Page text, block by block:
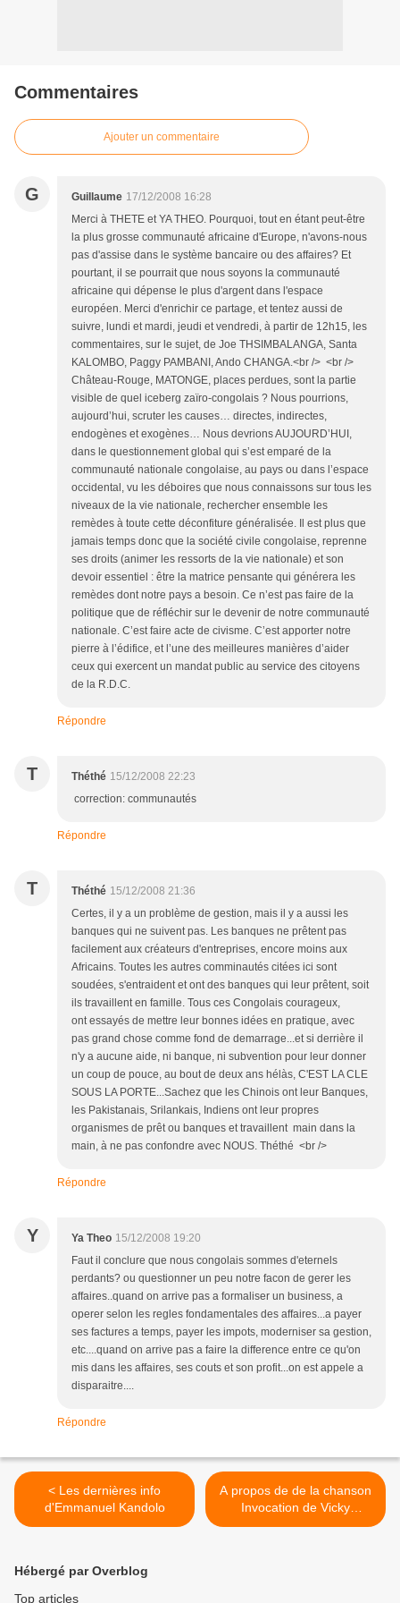
Commentaires
Ajouter un commentaire
G Guillaume 17/12/2008 16:28
Merci à THETE et YA THEO. Pourquoi, tout en étant peut-être
la plus grosse communauté africaine d'Europe, n'avons-nous
pas d'assise dans le système bancaire ou des affaires? Et
pourtant, il se pourrait que nous soyons la communauté
africaine qui dépense le plus d'argent dans l'espace
européen. Merci d'enrichir ce partage, et tentez aussi de
suivre, lundi et mardi, jeudi et vendredi, à partir de 12h15, les
commentaires, sur le sujet, de Joe THSIMBALANGA, Santa
KALOMBO, Paggy PAMBANI, Ando CHANGA.<br /> <br />
Château-Rouge, MATONGE, places perdues, sont la partie
visible de quel iceberg zaïro-congolais ? Nous pourrions,
aujourd’hui, scruter les causes… directes, indirectes,
endogènes et exogènes… Nous devrions AUJOURD’HUI,
dans le questionnement global qui s’est emparé de la
communauté nationale congolaise, au pays ou dans l’espace
occidental, vu les déboires que nous connaissons sur tous les
niveaux de la vie nationale, rechercher ensemble les
remèdes à toute cette déconfiture généralisée. Il est plus que
jamais temps donc que la société civile congolaise, reprenne
ses droits (animer les ressorts de la vie nationale) et son
devoir essentiel : être la matrice pensante qui générera les
remèdes dont notre pays a besoin. Ce n’est pas faire de la
politique que de réfléchir sur le devenir de notre communauté
nationale. C’est faire acte de civisme. C’est apporter notre
pierre à l’édifice, et l’une des meilleures manières d’aider
ceux qui exercent un mandat public au service des citoyens
de la R.D.C.
Répondre
T Théthé 15/12/2008 22:23
correction: communautés
Répondre
T Théthé 15/12/2008 21:36
Certes, il y a un problème de gestion, mais il y a aussi les
banques qui ne suivent pas. Les banques ne prêtent pas
facilement aux créateurs d'entreprises, encore moins aux
Africains. Toutes les autres comminautés citées ici sont
soudées, s'entraident et ont des banques qui leur prêtent, soit
ils travaillent en famille. Tous ces Congolais courageux,
ont essayés de mettre leur bonnes idées en pratique, avec
pas grand chose comme fond de demarrage...et si derrière il
n'y a aucune aide, ni banque, ni subvention pour leur donner
un coup de pouce, au bout de deux ans hélàs, C'EST LA CLE
SOUS LA PORTE...Sachez que les Chinois ont leur Banques,
les Pakistanais, Srilankais, Indiens ont leur propres
organismes de prêt ou banques et travaillent main dans la
main, à ne pas confondre avec NOUS. Théthé <br />
Répondre
Y Ya Theo 15/12/2008 19:20
Faut il conclure que nous congolais sommes d'eternels
perdants? ou questionner un peu notre facon de gerer les
affaires..quand on arrive pas a formaliser un business, a
operer selon les regles fondamentales des affaires...a payer
ses factures a temps, payer les impots, moderniser sa gestion,
etc....quand on arrive pas a faire la difference entre ce qu'on
mis dans les affaires, ses couts et son profit...on est appele a
disparaitre....
Répondre
< Les dernières info
d'Emmanuel Kandolo
A propos de de la chanson
Invocation de Vicky
Longomba >
Hébergé par Overblog
Top articles